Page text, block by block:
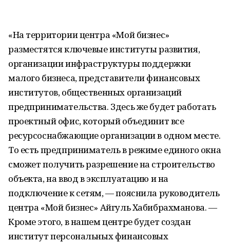
«На территории центра «Мой бизнес»
разместятся ключевые институты развития,
организации инфраструктуры поддержки
малого бизнеса, представители финансовых
институтов, общественных организаций
предпринимательства. Здесь же будет работать
проектный офис, который объединит все
ресурсоснабжающие организации в одном месте.
То есть предприниматель в режиме единого окна
сможет получить разрешение на строительство
объекта, на ввод в эксплуатацию и на
подключение к сетям, — пояснила руководитель
центра «Мой бизнес» Айгуль Хабибрахманова. —
Кроме этого, в нашем центре будет создан
институт персональных финансовых